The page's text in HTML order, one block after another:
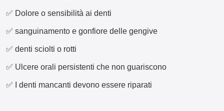
✅ Dolore o sensibilità ai denti
✅ sanguinamento e gonfiore delle gengive
✅ denti sciolti o rotti
✅ Ulcere orali persistenti che non guariscono
✅ I denti mancanti devono essere riparati